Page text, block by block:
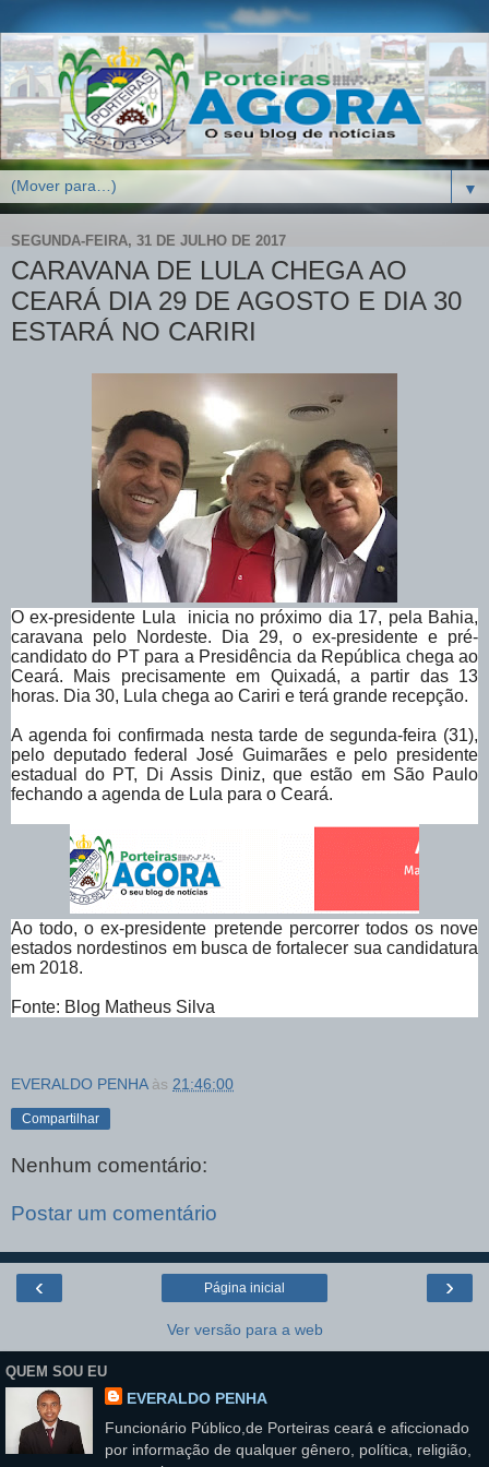
▼
SEGUNDA-FEIRA, 31 DE JULHO DE 2017
CARAVANA DE LULA CHEGA AO
CEARÁ DIA 29 DE AGOSTO E DIA 30
ESTARÁ NO CARIRI
O ex-presidente Lula inicia no próximo dia 17, pela Bahia,
caravana pelo Nordeste. Dia 29, o ex-presidente e pré-
candidato do PT para a Presidência da República chega ao
Ceará. Mais precisamente em Quixadá, a partir das 13
horas. Dia 30, Lula chega ao Cariri e terá grande recepção.
A agenda foi confirmada nesta tarde de segunda-feira (31),
pelo deputado federal José Guimarães e pelo presidente
estadual do PT, Di Assis Diniz, que estão em São Paulo
fechando a agenda de Lula para o Ceará.
Ao todo, o ex-presidente pretende percorrer todos os nove
estados nordestinos em busca de fortalecer sua candidatura
em 2018.
Fonte: Blog Matheus Silva
EVERALDO PENHA às 21:46:00
Compartilhar
Nenhum comentário:
Postar um comentário
‹ ›
Página inicial
Ver versão para a web
QUEM SOU EU
EVERALDO PENHA
Funcionário Público,de Porteiras ceará e aficcionado
por informação de qualquer gênero, política, religião,